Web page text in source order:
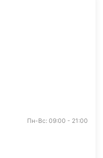
Пн-Вс: 09:00 - 21:00